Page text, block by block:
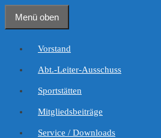
Inhalt
Menü oben
Vorstand
Abt.-Leiter-Ausschuss
Sportstätten
Mitgliedsbeiträge
Service / Downloads